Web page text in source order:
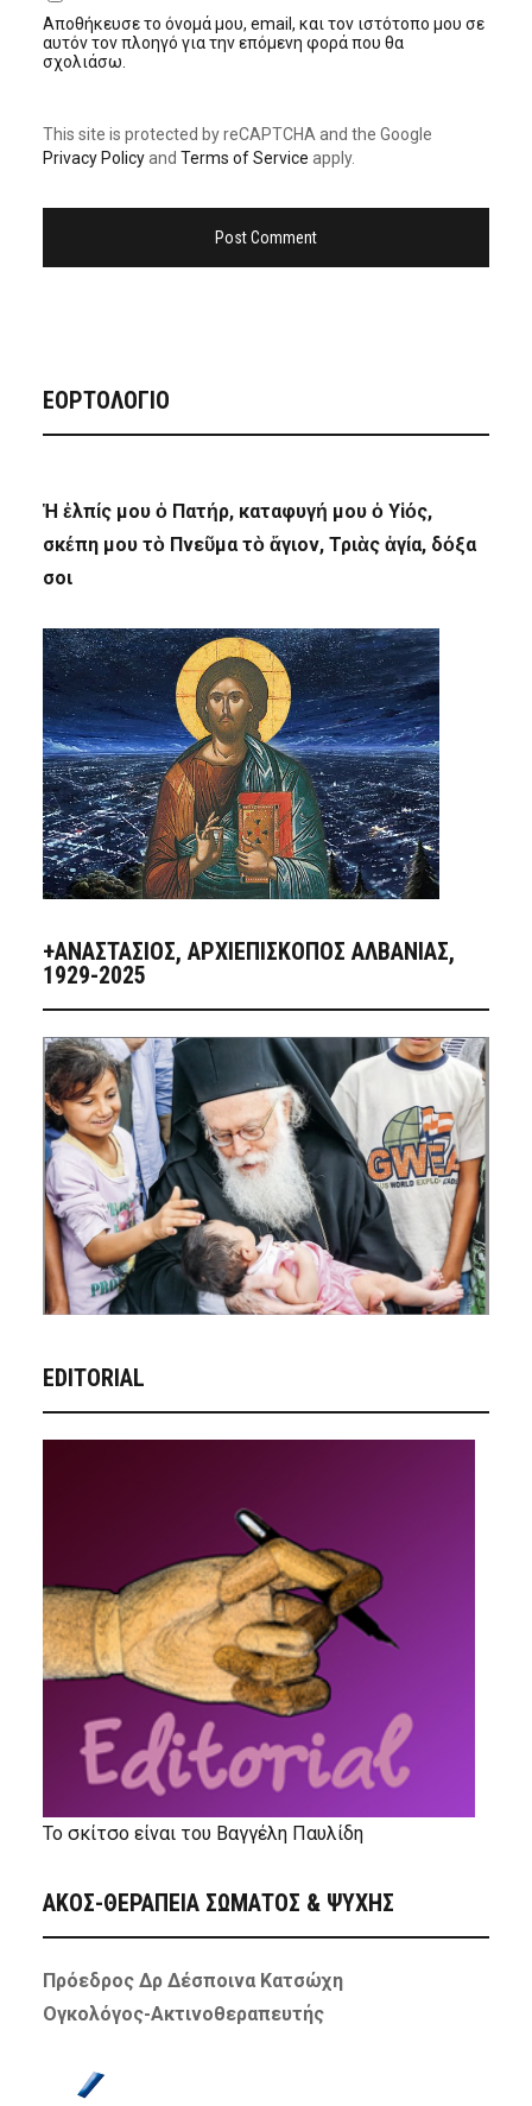
Αποθήκευσε το όνομά μου, email, και τον ιστότοπο μου σε
αυτόν τον πλοηγό για την επόμενη φορά που θα
σχολιάσω.
This site is protected by reCAPTCHA and the Google
Privacy Policyand Terms of Service apply.
ΕΟΡΤΟΛΟΓΙΟ
Ἡ ἐλπίς μου ὁ Πατήρ, καταφυγή μου ὁ Υἱός,
σκέπη μου τὸ Πνεῦμα τὸ ἅγιον, Τριὰς ἁγία, δόξα
σοι
+ΑΝΑΣΤΆΣΙΟΣ, ΑΡΧΙΕΠΊΣΚΟΠΟΣ ΑΛΒΑΝΊΑΣ,
1929-2025
EDITORIAL
Το σκίτσο είναι του Βαγγέλη Παυλίδη
ΑΚΟΣ-ΘΕΡΑΠΕΙΑ ΣΩΜΑΤΟΣ & ΨΥΧΗΣ
Πρόεδρος Δρ Δέσποινα Κατσώχη
Ογκολόγος-Ακτινοθεραπευτής